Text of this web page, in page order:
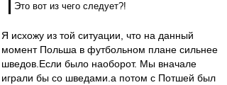
Это вот из чего следует?!
Я исхожу из той ситуации, что на данный
момент Польша в футбольном плане сильнее
шведов.Если было наоборот. Мы вначале
играли бы со шведами.а потом с Потшей был